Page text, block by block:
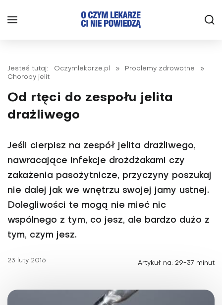
Jesteś tutaj: Oczymlekarze.pl » Problemy zdrowotne
»
Choroby jelit
Od rtęci do zespołu jelita
drażliwego
Jeśli cierpisz na zespół jelita drażliwego,
nawracające infekcje drożdżakami czy
zakażenia pasożytnicze, przyczyny poszukaj
nie dalej jak we wnętrzu swojej jamy ustnej.
Dolegliwości te mogą nie mieć nic
wspólnego z tym, co jesz, ale bardzo dużo z
tym, czym jesz.
23 luty 2016 Artykuł na: 29-37 minut